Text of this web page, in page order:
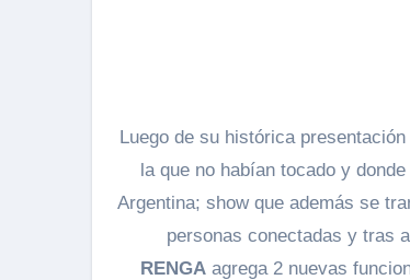
Luego de su histórica
la que no habían tocado y
Argentina; show que además se
personas conectadas y tras
RENGA agrega 2 nuevas